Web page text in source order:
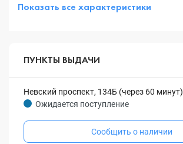
Показать все характеристики
ПУНКТЫ ВЫДАЧИ
Невский проспект, 134Б (через 60 минут)
Ожидается поступление
Сообщить о наличии